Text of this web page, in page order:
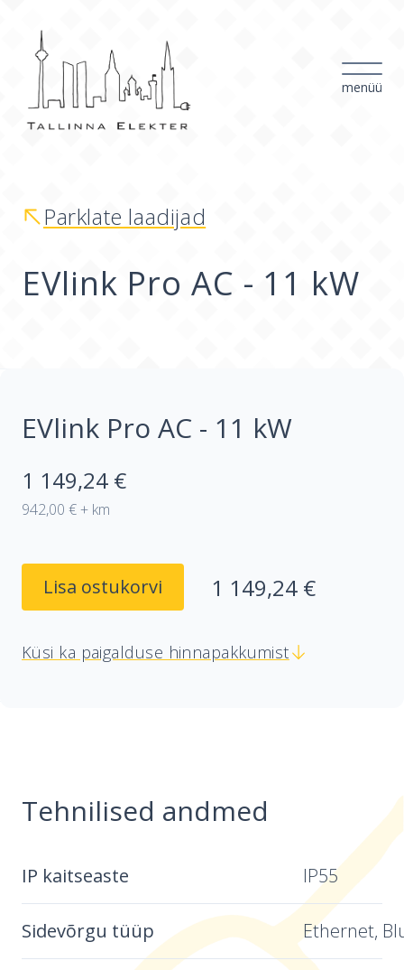
menüü
Parklate laadijad
EVlink Pro AC - 11 kW
EVlink Pro AC - 11 kW
1 149,24 €
942,00 € + km
Lisa ostukorvi 1 149,24 €
Küsi ka paigalduse hinnapakkumist
Tehnilised andmed
IP kaitseaste IP55
Sidevõrgu tüüp Ethernet,